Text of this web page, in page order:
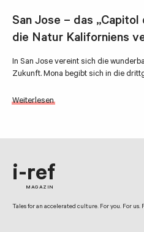
San Jose – das
die Natur Kaliforniens
In San Jose vereint sich die
Zukunft. Mona begibt sich in die
Weiterlesen
i-ref
MAGAZIN
Tales for an accelerated culture. For you. For us.